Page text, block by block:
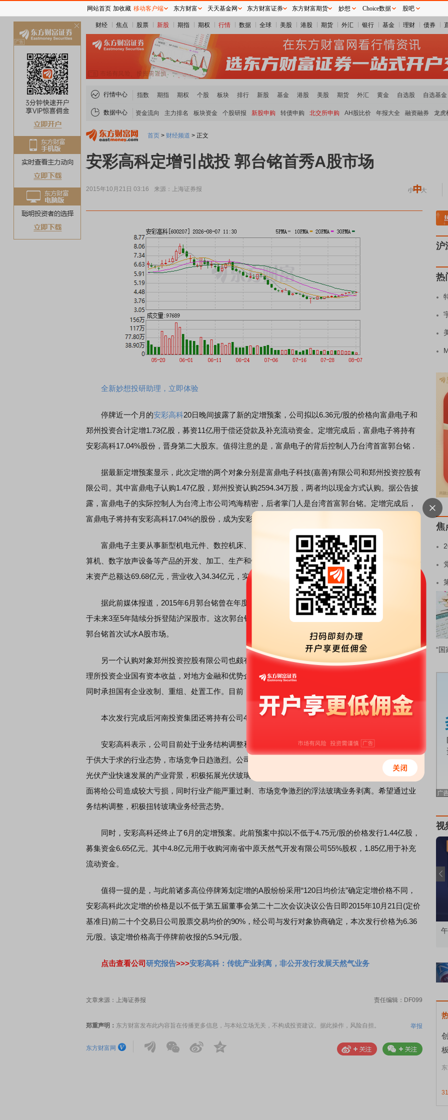
财经 焦点 股票 新股 期指 期权 行情 数据 全球 美股 港股 期货 外汇 银行 基金 理财 债券
行情中心 指数 期指 期权 个股 板块 排行 新股 基金 港股 美股 期货 外汇 黄金 自选股 自选基金
数据中心 资金流向 主力排名 板块资金 个股研报 新股申购 转债申购 北交所申购 AH股比价 年报大全 融资融券 龙虎
首页 > 财经频道 > 正文
安彩高科定增引战投 郭台铭首秀A股市场
2015年10月21日 03:16 来源：上海证券报
全新妙想投研助理，立即体验
停牌近一个月的安彩高科20日晚间披露了新的定增预案，公司拟以6.36元/股的价格向富鼎电子和
郑州投资合计定增1.73亿股，募资11亿用于偿还贷款及补充流动资金。定增完成后，富鼎电子将持有
安彩高科17.04%股份，晋身第二大股东。值得注意的是，富鼎电子的背后控制人乃台湾首富郭台铭 .
据最新定增预案显示，此次定增的两个对象分别是富鼎电子科技(嘉善)有限公司和郑州投资控股有
限公司。其中富鼎电子认购1.47亿股，郑州投资认购2594.34万股，两者均以现金方式认购。据公告披
露，富鼎电子的实际控制人为台湾上市公司鸿海精密，后者掌门人是台湾首富郭台铭。定增完成后，
富鼎电子将持有安彩高科17.04%的股份，成为安彩高科第二大股东。
富鼎电子主要从事新型机电元件、数控机床、自动检测设备，机器人、机密模具，便携式微型计
算机、数字放声设备等产品的开发、加工、生产和销售。该公司近3年经营业绩持续增长，截至2014年
末资产总额达69.68亿元，营业收入34.34亿元，实现净利润9.15亿元。
据此前媒体报道，2015年6月郭台铭曾在年度股东大会上表示，鸿海精密在中国大陆的业务有可能
于未来3至5年陆续分拆登陆沪深股市。这次郭台铭通过其控股的富鼎电子战略入股安彩高科，可谓是
郭台铭首次试水A股市场。
另一个认购对象郑州投资控股有限公司也颇有来头，其由郑州市国资委100%控股，主要业务为管
理所投资企业国有资本收益，对地方金融和优势企业、高新技术企业等进行战略投资、控股和参股，
同时承担国有企业改制、重组、处置工作。目前，郑州投资控股有限公司控股、参股企业共27家。
本次发行完成后河南投资集团还将持有公司47.26%的股份，仍为公司第一大股东和控股股东。
安彩高科表示，公司目前处于业务结构调整和完善业务布局阶段，其玻璃业务由于行业整体上处
于供大于求的行业态势，市场竞争日趋激烈。公司积极推动玻璃业务结构调整：一方面依托国内推动
光伏产业快速发展的产业背景，积极拓展光伏玻璃国内外市场，继续推动光伏玻璃业务发展；另一方
面将给公司造成较大亏损，同时行业产能严重过剩、市场竞争激烈的浮法玻璃业务剥离。希望通过业
务结构调整，积极扭转玻璃业务经营态势。
同时，安彩高科还终止了6月的定增预案。此前预案中拟以不低于4.75元/股的价格发行1.44亿股，
募集资金6.65亿元。其中4.8亿元用于收购河南省中原天然气开发有限公司55%股权，1.85亿用于补充
流动资金。
值得一提的是，与此前诸多高位停牌筹划定增的A股纷纷采用“120日均价法”确定定增价格不同，
安彩高科此次定增的价格是以不低于第五届董事会第二十二次会议决议公告日即2015年10月21日(定价
基准日)前二十个交易日公司股票交易均价的90%，经公司与发行对象协商确定，本次发行价格为6.36
元/股。该定增价格高于停牌前收报的5.94元/股。
点击查看公司研究报告>>>安彩高科：传统产业剥离，非公开发行发展天然气业务
文章来源：上海证券报 责任编辑：DF099
郑重声明： 东方财富发布此内容旨在传播更多信息，与本站立场无关，不构成投资建议。据此操作，风险自担。 举报
东方财富网
主
沪
热
焦
“国
视
网站首页 加收藏 移动客户端 东方财富 天天基金网 东方财富证券 东方财富期货 妙想 Choice数据 股吧
关